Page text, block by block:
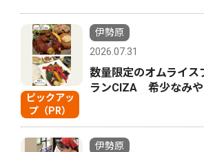
ピックアッ
プ（PR）
伊勢原
2026.07.31
数量限定のオムライ
ランCIZA 希少なみや
伊勢原